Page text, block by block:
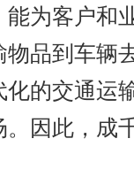
为客户和
品到车辆
的交通运
因此，成